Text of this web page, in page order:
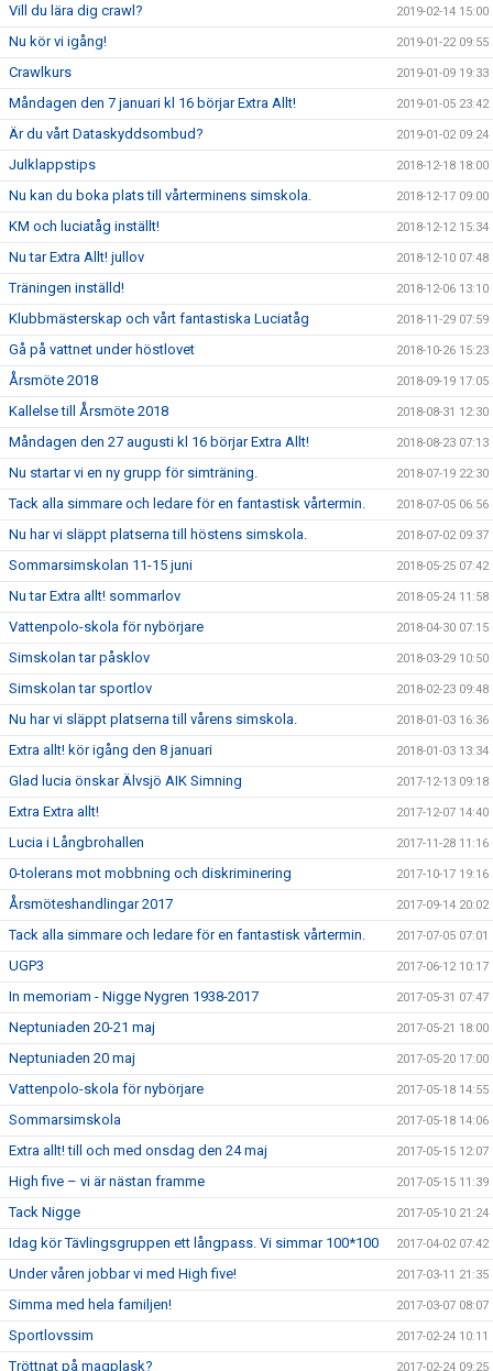
Vill du lära dig crawl? 2019-02-14 15:00
Nu kör vi igång! 2019-01-22 09:55
Crawlkurs 2019-01-09 19:33
Måndagen den 7 januari kl 16 börjar Extra Allt! 2019-01-05 23:42
Är du vårt Dataskyddsombud? 2019-01-02 09:24
Julklappstips 2018-12-18 18:00
Nu kan du boka plats till vårterminens simskola. 2018-12-17 09:00
KM och luciatåg inställt! 2018-12-12 15:34
Nu tar Extra Allt! jullov 2018-12-10 07:48
Träningen inställd! 2018-12-06 13:10
Klubbmästerskap och vårt fantastiska Luciatåg 2018-11-29 07:59
Gå på vattnet under höstlovet 2018-10-26 15:23
Årsmöte 2018 2018-09-19 17:05
Kallelse till Årsmöte 2018 2018-08-31 12:30
Måndagen den 27 augusti kl 16 börjar Extra Allt! 2018-08-23 07:13
Nu startar vi en ny grupp för simträning. 2018-07-19 22:30
Tack alla simmare och ledare för en fantastisk vårtermin. 2018-07-05 06:56
Nu har vi släppt platserna till höstens simskola. 2018-07-02 09:37
Sommarsimskolan 11-15 juni 2018-05-25 07:42
Nu tar Extra allt! sommarlov 2018-05-24 11:58
Vattenpolo-skola för nybörjare 2018-04-30 07:15
Simskolan tar påsklov 2018-03-29 10:50
Simskolan tar sportlov 2018-02-23 09:48
Nu har vi släppt platserna till vårens simskola. 2018-01-03 16:36
Extra allt! kör igång den 8 januari 2018-01-03 13:34
Glad lucia önskar Älvsjö AIK Simning 2017-12-13 09:18
Extra Extra allt! 2017-12-07 14:40
Lucia i Långbrohallen 2017-11-28 11:16
0-tolerans mot mobbning och diskriminering 2017-10-17 19:16
Årsmöteshandlingar 2017 2017-09-14 20:02
Tack alla simmare och ledare för en fantastisk vårtermin. 2017-07-05 07:01
UGP3 2017-06-12 10:17
In memoriam - Nigge Nygren 1938-2017 2017-05-31 07:47
Neptuniaden 20-21 maj 2017-05-21 18:00
Neptuniaden 20 maj 2017-05-20 17:00
Vattenpolo-skola för nybörjare 2017-05-18 14:55
Sommarsimskola 2017-05-18 14:06
Extra allt! till och med onsdag den 24 maj 2017-05-15 12:07
High five – vi är nästan framme 2017-05-15 11:39
Tack Nigge 2017-05-10 21:24
Idag kör Tävlingsgruppen ett långpass. Vi simmar 100*100 2017-04-02 07:42
Under våren jobbar vi med High five! 2017-03-11 21:35
Simma med hela familjen! 2017-03-07 08:07
Sportlovssim 2017-02-24 10:11
Tröttnat på magplask? 2017-02-24 09:25